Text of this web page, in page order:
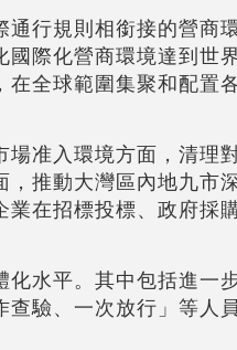
行規則相銜接的營商
際化營商環境達到世
全球範圍集聚和配置
准入環境方面，清理
推動大灣區內地九市
在招標投標、政府採
水平。其中包括進一
驗、一次放行」等人